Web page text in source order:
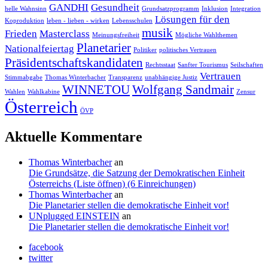
helle Wahnsinn GANDHI Gesundheit Grundsatzprogramm Inklusion Integration
Koproduktion leben - lieben - wirken Lebensschulen Lösungen für den
Frieden Masterclass Meinungsfreiheit musik Mögliche Wahlthemen
Nationalfeiertag Planetarier Politiker politisches Vertrauen
Präsidentschaftskandidaten Rechtsstaat Sanfter Tourismus Seilschaften
Stimmabgabe Thomas Winterbacher Transparenz unabhängige Justiz Vertrauen
Wahlen Wahlkabine WINNETOUWolfgang Sandmair Zensur
Österreich ÖVP
Aktuelle Kommentare
Thomas Winterbacheran
Die Grundsätze, die Satzung der Demokratischen Einheit
Österreichs (Liste öffnen) (6 Einreichungen)
Thomas Winterbacheran
Die Planetarier stellen die demokratische Einheit vor!
UNplugged EINSTEIN an
Die Planetarier stellen die demokratische Einheit vor!
facebook
twitter